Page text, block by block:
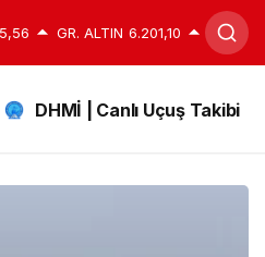
GR. ALTIN 6.201,10
DHMİ | Canlı Uçuş Takibi